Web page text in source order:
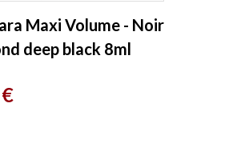
Maxi Volume - Noir
deep black 8ml